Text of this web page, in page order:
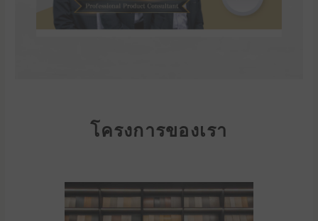
โครงการของเรา